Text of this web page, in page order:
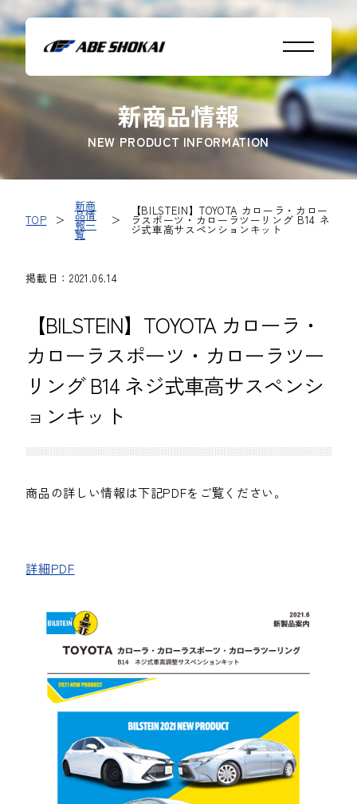
新商品情報
NEW PRODUCT INFORMATION
TOP ＞
新商
品情
報一
覧
＞
【BILSTEIN】TOYOTA カローラ・カロー
ラスポーツ・カローラツーリング B14 ネ
ジ式車高サスペンションキット
掲載日：2021.06.14
【BILSTEIN】TOYOTA カローラ・
カローラスポーツ・カローラツー
リング B14 ネジ式車高サスペンシ
ョンキット
商品の詳しい情報は下記PDFをご覧ください。
詳細PDF